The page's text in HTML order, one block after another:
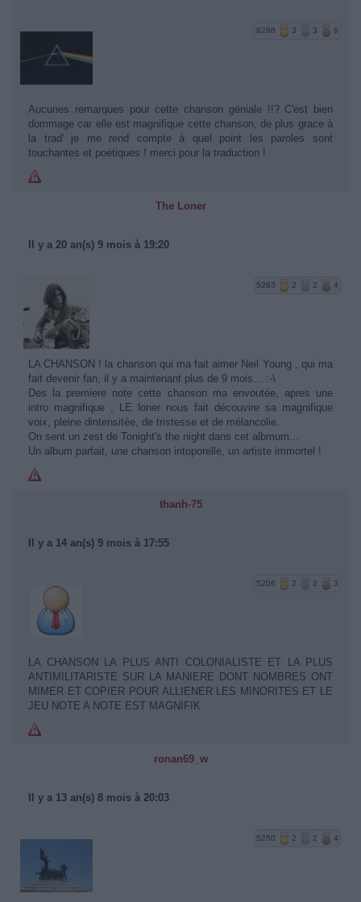
8288 3 3 6
Aucunes remarques pour cette chanson géniale !!? C'est bien
dommage car elle est magnifique cette chanson, de plus grace à
la trad' je me rend compte à quel point les paroles sont
touchantes et poétiques ! merci pour la traduction !
The Loner
Il y a 20 an(s) 9 mois à 19:20
5283 2 2 4
LA CHANSON ! la chanson qui ma fait aimer Neil Young , qui ma
fait devenir fan, il y a maintenant plus de 9 mois... :-\
Des la premiere note cette chanson ma envoutée, apres une
intro magnifique , LE loner nous fait découvire sa magnifique
voix, pleine dintensitée, de tristesse et de mélancolie.
On sent un zest de Tonight's the night dans cet albmum...
Un album parfait, une chanson intoporelle, un artiste immortel !
thanh-75
Il y a 14 an(s) 9 mois à 17:55
5206 2 2 3
LA CHANSON LA PLUS ANTI COLONIALISTE ET LA PLUS
ANTIMILITARISTE SUR LA MANIERE DONT NOMBRES ONT
MIMER ET COPIER POUR ALLIENER LES MINORITES ET LE
JEU NOTE A NOTE EST MAGNIFIK
ronan69_w
Il y a 13 an(s) 8 mois à 20:03
5250 2 2 4